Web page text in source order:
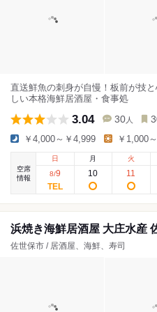
直送鮮魚の刺身が自慢！板前が技
しい本格海鮮居酒屋・食事処
3.04 30 人
￥4,000～￥4,999 ￥1,000
空席
情報
日
8/9
月
10
火
11
浜焼き海鮮居酒屋 大庄水産
佐世保市 / 居酒屋、海鮮、寿司